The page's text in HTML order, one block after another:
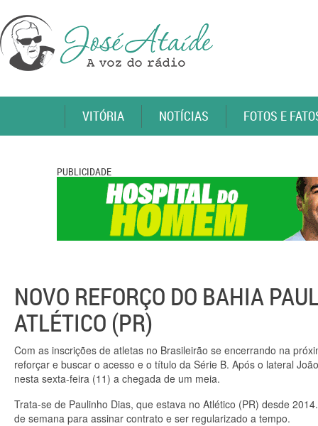
VITÓRIA NOTÍCIAS FOTOS E
PUBLICIDADE
NOVO REFORÇO DO BAHIA
ATLÉTICO (PR)
Com as inscrições de atletas no Brasileirão se encerrando na
reforçar e buscar o acesso e o título da Série B. Após o lateral
nesta sexta-feira (11) a chegada de um meia.
Trata-se de Paulinho Dias, que estava no Atlético (PR) desde
de semana para assinar contrato e ser regularizado a tempo.